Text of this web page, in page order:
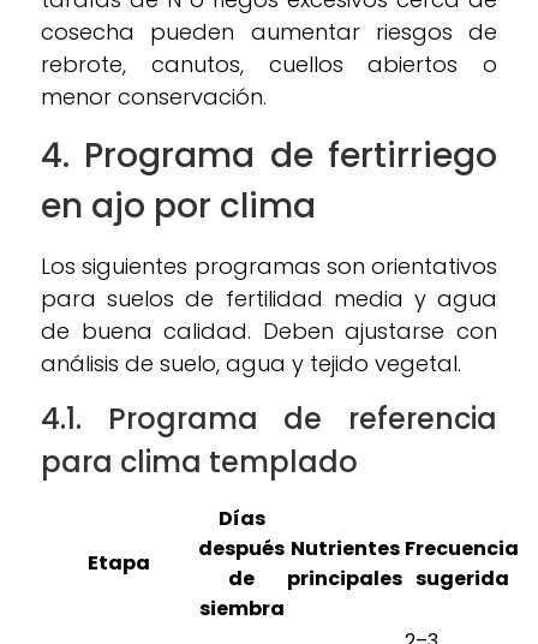
cosecha pueden aumentar riesgos de
rebrote, canutos, cuellos abiertos o
menor conservación.
4. Programa de fertirriego
en ajo por clima
Los siguientes programas son orientativos
para suelos de fertilidad media y agua
de buena calidad. Deben ajustarse con
análisis de suelo, agua y tejido vegetal.
4.1. Programa de referencia
para clima templado
Etapa
Días
después
de
siembra
Nutrientes
principales
Frecuencia
sugerida